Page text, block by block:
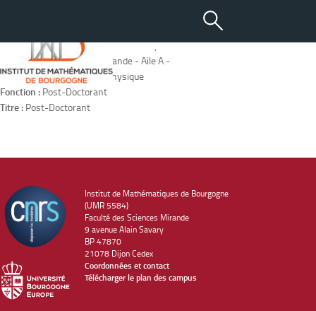
Adresse :IMB - 9 avenue Alain Savary - BP47870 - 21078 DIJON
Localisation :Bâtiment Mirande - Aile A -
Equipe :Mathématiques-Physique
Fonction : Post-Doctorant
Titre : Post-Doctorant
Institut de Mathématiques de Bourgogne
(UMR 5584)
Faculté des Sciences Mirande
9 avenue Alain Savary
BP 47870
21078 Dijon Cedex
Coordonnées et contact
Télécharger le plan des campus